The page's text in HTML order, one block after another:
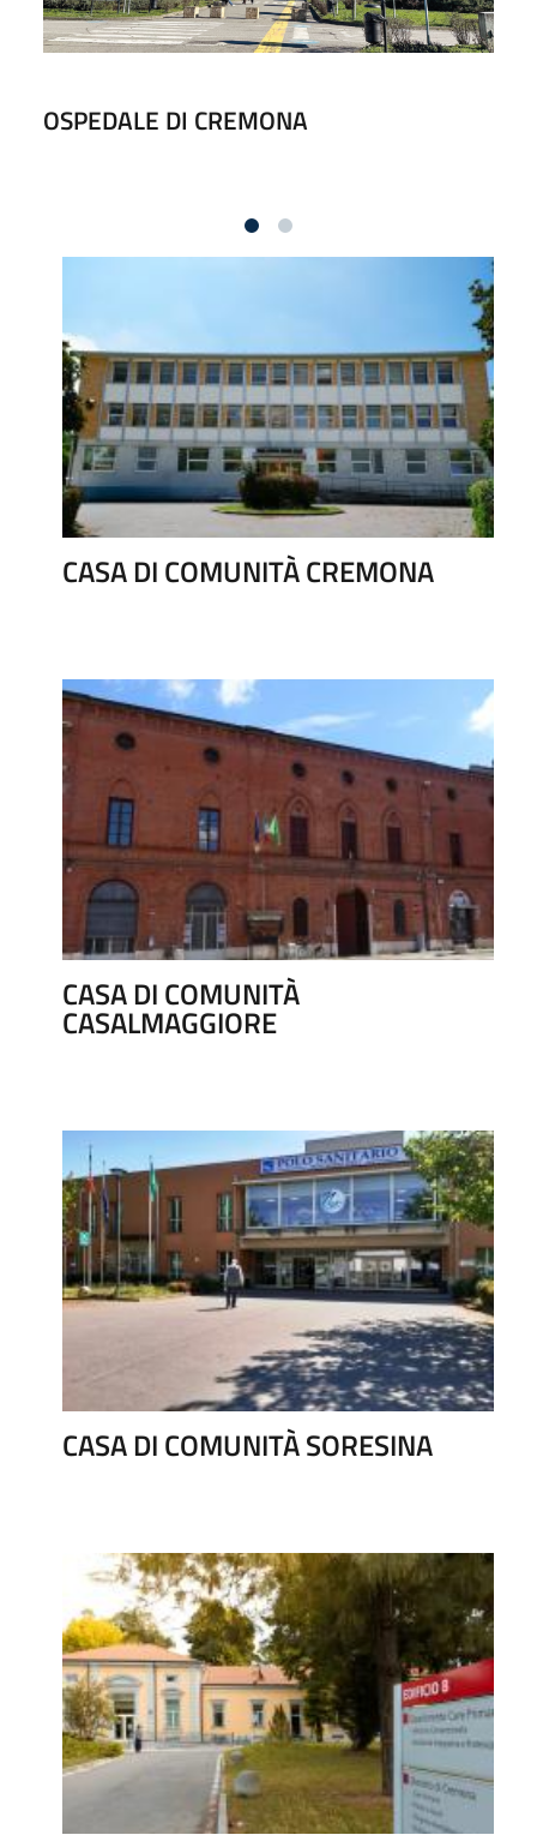
OSPEDALE DI CREMONA
CASA DI COMUNITÀ CREMONA
CASA DI COMUNITÀ
CASALMAGGIORE
CASA DI COMUNITÀ SORESINA